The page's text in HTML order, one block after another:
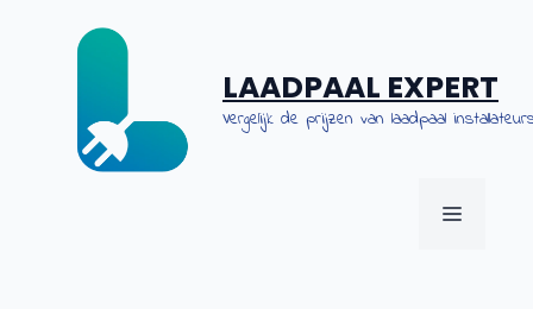
LAADPAAL EXPERT
Vergelijk de prijzen van laadpaal
MENU